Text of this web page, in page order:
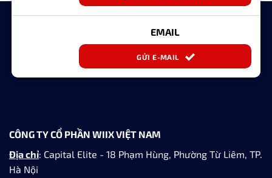
EMAIL
GỬI E-MAIL
CÔNG TY CỔ PHẦN WIIX VIỆT NAM
Địa chỉ: Capital Elite - 18 Phạm Hùng, Phường Từ Liêm, TP.
Hà Nội